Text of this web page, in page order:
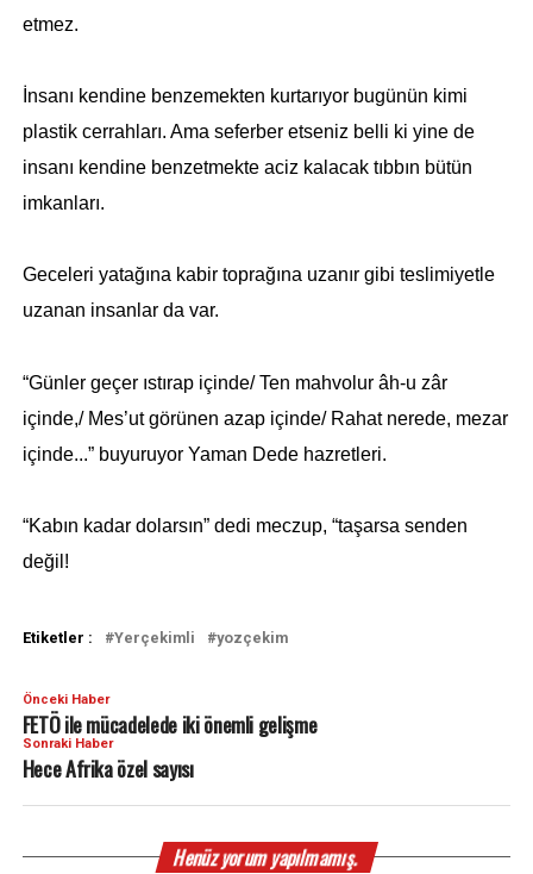
etmez.
İnsanı kendine benzemekten kurtarıyor bugünün kimi
plastik cerrahları. Ama seferber etseniz belli ki yine de
insanı kendine benzetmekte aciz kalacak tıbbın bütün
imkanları.
Geceleri yatağına kabir toprağına uzanır gibi teslimiyetle
uzanan insanlar da var.
“Günler geçer ıstırap içinde/ Ten mahvolur âh-u zâr
içinde,/ Mes’ut görünen azap içinde/ Rahat nerede, mezar
içinde...” buyuruyor Yaman Dede hazretleri.
“Kabın kadar dolarsın” dedi meczup, “taşarsa senden
değil!
Etiketler : Yerçekimli yozçekim
Önceki Haber
FETÖ ile mücadelede iki önemli gelişme
Sonraki Haber
Hece Afrika özel sayısı
Henüz yorum yapılmamış.